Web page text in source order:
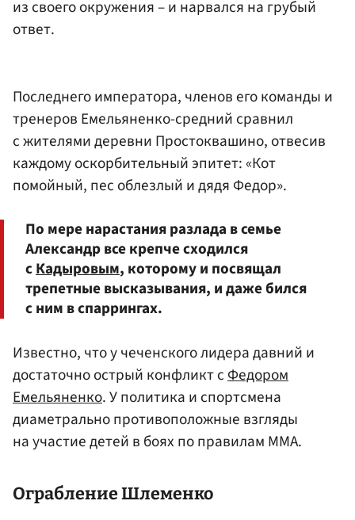
из своего окружения – и нарвался на грубый
ответ.
Последнего императора, членов его команды и
тренеров Емельяненко-средний сравнил
с жителями деревни Простоквашино, отвесив
каждому оскорбительный эпитет: «Кот
помойный, пес облезлый и дядя Федор».
По мере нарастания разлада в семье
Александр все крепче сходился
сКадыровым, которому и посвящал
трепетные высказывания, и даже бился
с ним в спаррингах.
Известно, что у чеченского лидера давний и
достаточно острый конфликт сФедором
Емельяненко. У политика и спортсмена
диаметрально противоположные взгляды
на участие детей в боях по правилам ММА.
ОграблениеШлеменко